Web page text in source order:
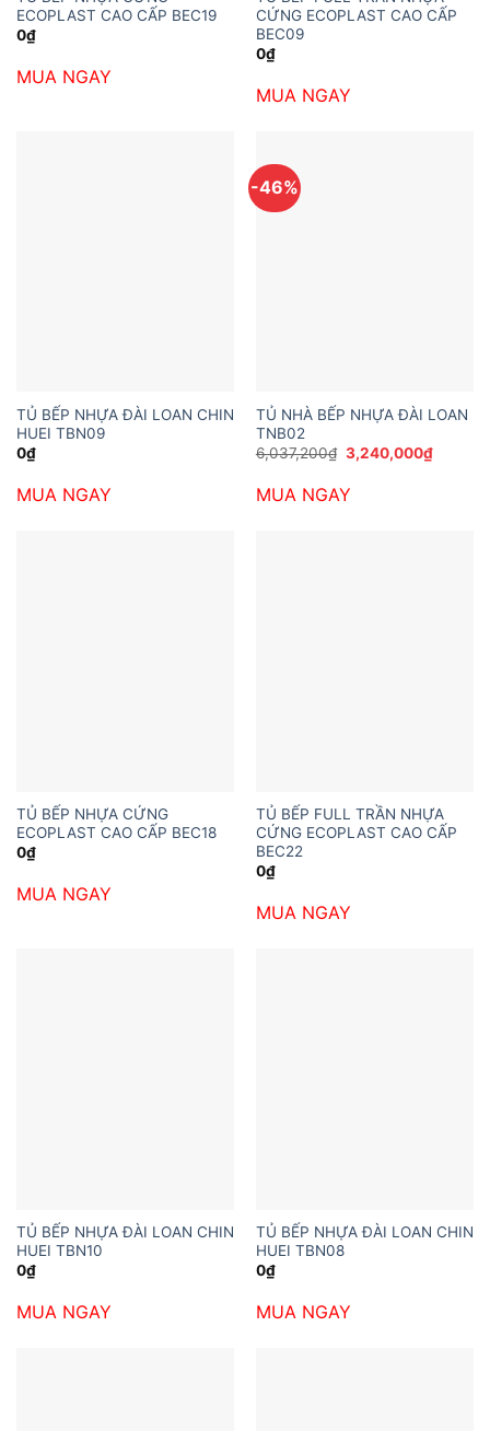
ECOPLAST CAO CẤP BEC19
0₫
MUA NGAY
CỨNG ECOPLAST CAO CẤP
BEC09
0₫
MUA NGAY
TỦ BẾP NHỰA ĐÀI LOAN CHIN
HUEI TBN09
0₫
MUA NGAY
-46%
TỦ NHÀ BẾP NHỰA ĐÀI LOAN
TNB02
6,037,200₫ Giá
gốc
6,037,200₫.
3,240,000₫Giá
hiện
MUA NGAY
TỦ BẾP NHỰA CỨNG
ECOPLAST CAO CẤP BEC18
0₫
MUA NGAY
TỦ BẾP FULL TRẦN NHỰA
CỨNG ECOPLAST CAO CẤP
BEC22
0₫
MUA NGAY
TỦ BẾP NHỰA ĐÀI LOAN CHIN
HUEI TBN10
0₫
MUA NGAY
TỦ BẾP NHỰA ĐÀI LOAN CHIN
HUEI TBN08
0₫
MUA NGAY